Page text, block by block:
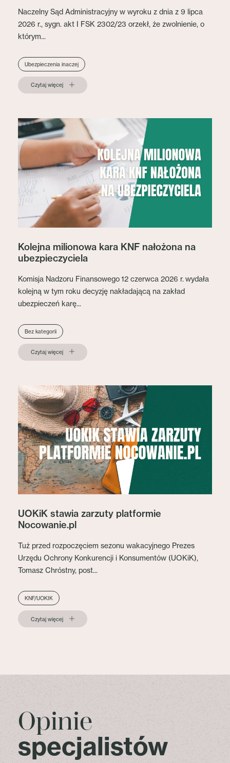
Naczelny Sąd Administracyjny w wyroku z dnia z 9 lipca
2026 r., sygn. akt I FSK 2302/23 orzekł, że zwolnienie, o
którym...
Ubezpieczenia inaczej
Czytaj więcej
Kolejna milionowa kara KNF nałożona na
ubezpieczyciela
Komisja Nadzoru Finansowego 12 czerwca 2026 r. wydała
kolejną w tym roku decyzję nakładającą na zakład
ubezpieczeń karę...
Bez kategorii
Czytaj więcej
UOKiK stawia zarzuty platformie
Nocowanie.pl
Tuż przed rozpoczęciem sezonu wakacyjnego Prezes
Urzędu Ochrony Konkurencji i Konsumentów (UOKiK),
Tomasz Chróstny, post...
KNF/UOKIK
Czytaj więcej
Opinie
specjalistów